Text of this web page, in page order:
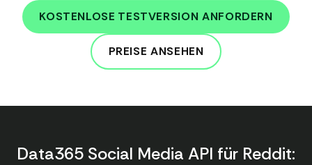
KOSTENLOSE TESTVERSION ANFORDERN
PREISE ANSEHEN
Data365 Social Media API für Reddit: